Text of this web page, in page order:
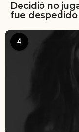
Decidió no
fue
4